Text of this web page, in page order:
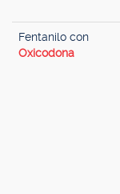
Fentanilo con
Oxicodona